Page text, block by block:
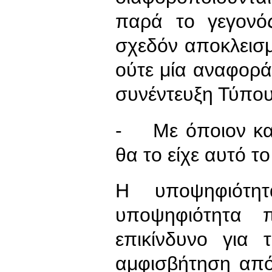
παρά το
σχεδόν
ούτε μία αναφορά
συνέντευξη
- Με όποιον και
θα το είχε αυτό
Η
υποψηφιότητα
επικίνδυνο
αμφισβήτηση